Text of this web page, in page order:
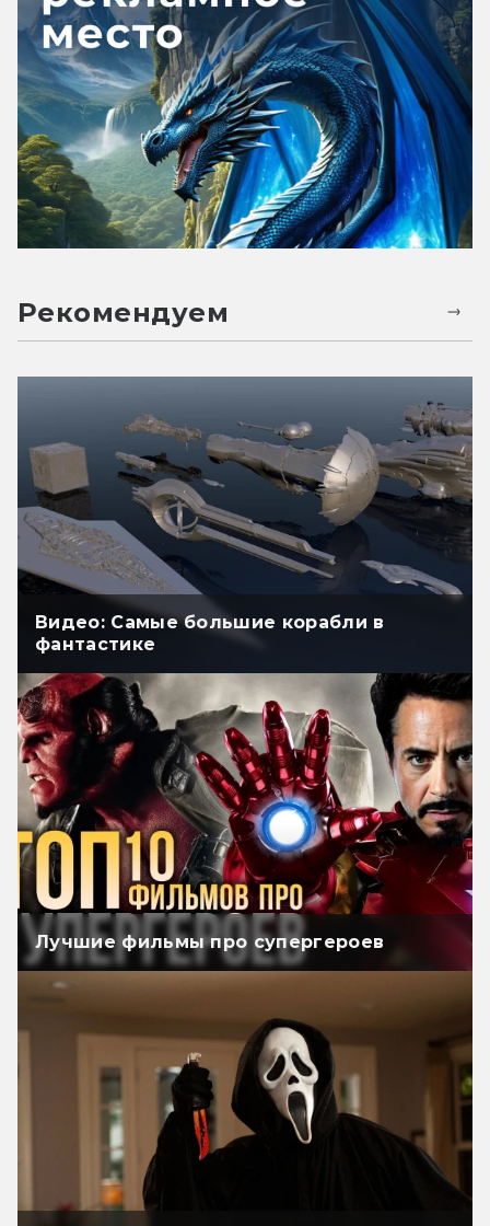
Рекомендуем
Видео: Самые большие корабли в
фантастике
Лучшие фильмы про супергероев